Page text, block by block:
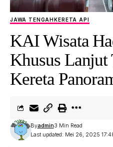
JAWA TENGAHKERETA API
KAI Wisata
Khusus Lanjut
Kereta
Last updated: Mei 26, 2025
Byadmin3 Min Read